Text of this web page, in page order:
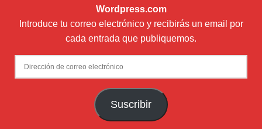
Wordpress.com
Introduce tu correo electrónico y recibirás un email por
cada entrada que publiquemos.
Dirección
de
Suscribir